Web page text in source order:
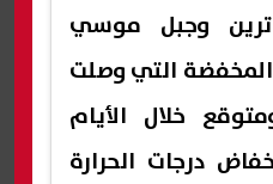
وجبل موسي
المخفضة التي وصلت
خلال الأيام
درجات الحرارة